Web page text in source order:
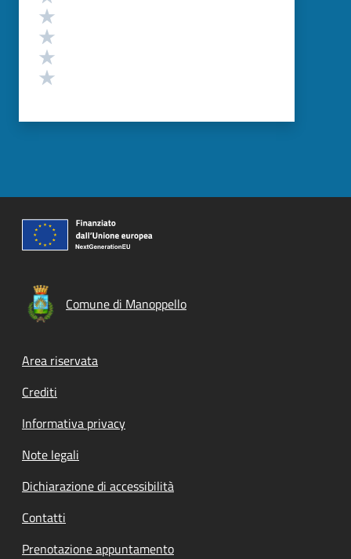
Comune di Manoppello
Footer menu
Area riservata
Crediti
Informativa privacy
Note legali
Dichiarazione di accessibilità
Contatti
Prenotazione appuntamento